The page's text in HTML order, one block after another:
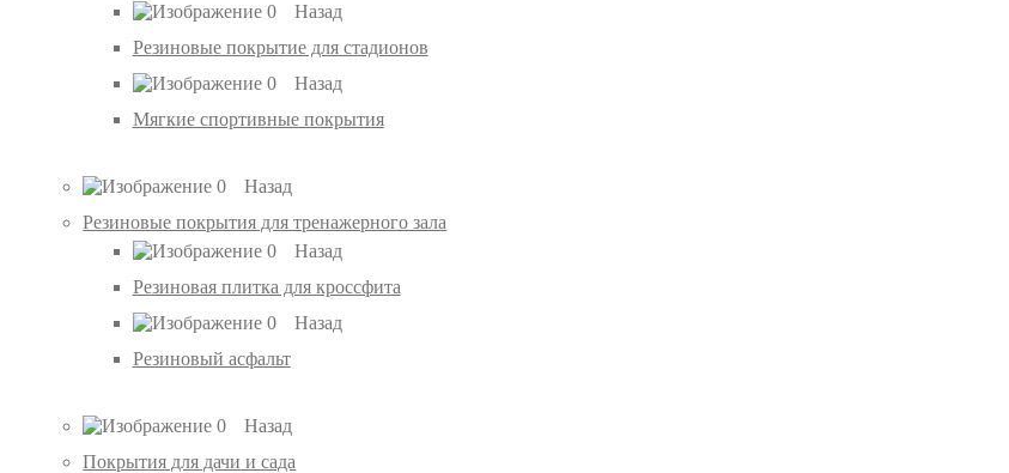
Назад
Резиновые покрытие для стадионов
Назад
Мягкие спортивные покрытия
Назад
Резиновые покрытия для тренажерного зала
Назад
Резиновая плитка для кроссфита
Назад
Резиновый асфальт
Назад
Покрытия для дачи и сада